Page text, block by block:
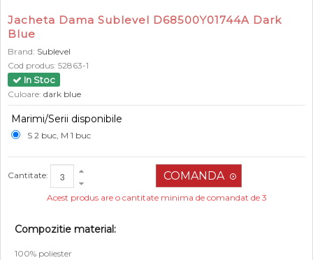
Jacheta Dama Sublevel D68500Y01744A Dark
Blue
Brand: Sublevel
Cod produs: 52863-1
In Stoc
Culoare: dark blue
Marimi/Serii disponibile
S 2 buc, M 1 buc
Cantitate:
Acest produs are o cantitate minima de comandat de 3
Compozitie material:
100% poliester